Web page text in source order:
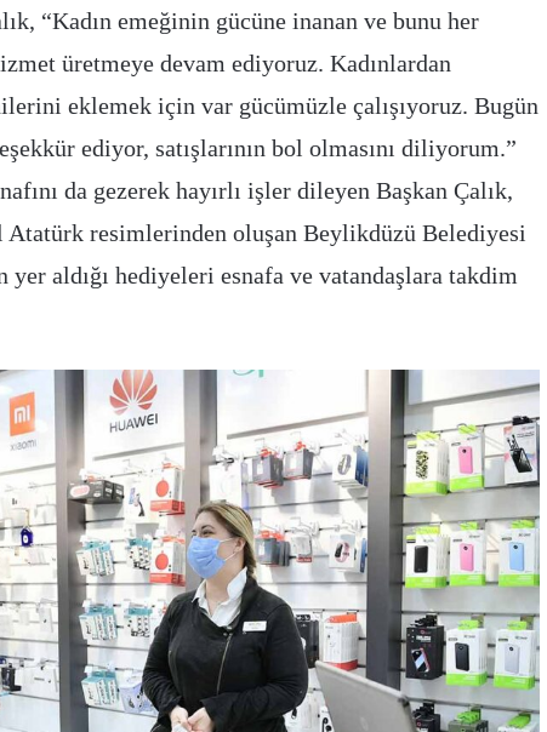
“Kadın emeğinin gücüne inanan ve bunu her
üretmeye devam ediyoruz. Kadınlardan
eklemek için var gücümüzle çalışıyoruz. Bugün
ediyor, satışlarının bol olmasını diliyorum.”
da gezerek hayırlı işler dileyen Başkan Çalık,
Atatürk resimlerinden oluşan Beylikdüzü Belediyesi
aldığı hediyeleri esnafa ve vatandaşlara takdim